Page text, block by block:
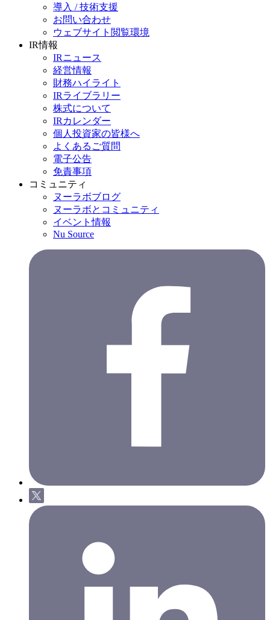
導入 / 技術支援
お問い合わせ
ウェブサイト閲覧環境
IR情報
IRニュース
経営情報
財務ハイライト
IRライブラリー
株式について
IRカレンダー
個人投資家の皆様へ
よくあるご質問
電子公告
免責事項
コミュニティ
ヌーラボブログ
ヌーラボとコミュニティ
イベント情報
Nu Source